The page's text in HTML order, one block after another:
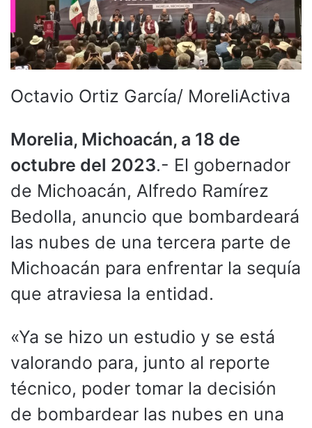
Octavio Ortiz García/ MoreliActiva
Morelia, Michoacán, a 18 de
octubre del 2023.- El gobernador
de Michoacán, Alfredo Ramírez
Bedolla, anuncio que bombardeará
las nubes de una tercera parte de
Michoacán para enfrentar la sequía
que atraviesa la entidad.
«Ya se hizo un estudio y se está
valorando para, junto al reporte
técnico, poder tomar la decisión
de bombardear las nubes en una